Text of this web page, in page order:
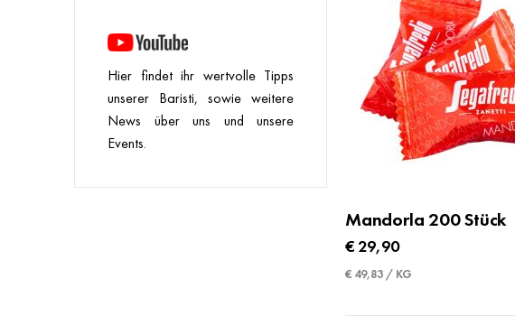
Mandorla 200 Stück
€ 29,90
€ 49,83 / KG
Hier findet ihr wertvolle Tipps
unserer Baristi, sowie weitere
News über uns und unsere
Events.